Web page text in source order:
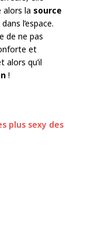
alors la source
l’espace.
de ne pas
et
alors qu’il
!
plus sexy des